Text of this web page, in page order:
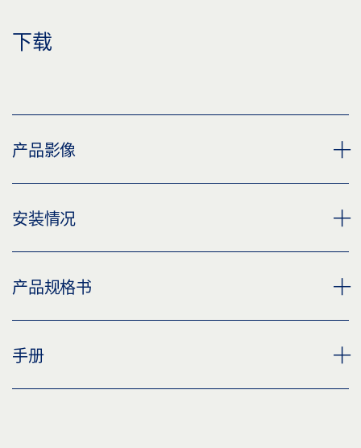
下载
产品影像
活动连杆，无配件
标签义务: © GEZE GmbH
安装情况
天窗开窗器 OL 90 N 带手柄
标签义务: © GEZE GmbH
产品规格书
不带配件的活动连杆 产品规格书 ZH
手册